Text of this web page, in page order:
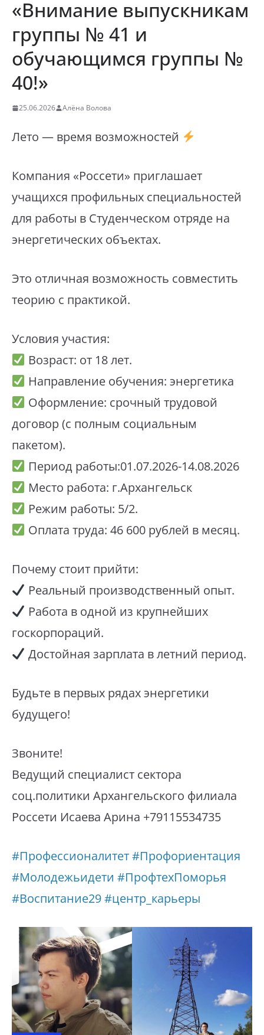
«Внимание выпускникам
группы № 41 и
обучающимся группы №
40!»
25.06.2026 Алёна Волова
Лето — время возможностей
Компания «Россети» приглашает
учащихся профильных специальностей
для работы в Студенческом отряде на
энергетических объектах.
Это отличная возможность совместить
теорию с практикой.
Условия участия:
Возраст: от 18 лет.
Направление обучения: энергетика
Оформление: срочный трудовой
договор (с полным социальным
пакетом).
Период работы:01.07.2026-14.08.2026
Место работа: г.Архангельск
Режим работы: 5/2.
Оплата труда: 46 600 рублей в месяц.
Почему стоит прийти:
Реальный производственный опыт.
Работа в одной из крупнейших
госкорпораций.
Достойная зарплата в летний период.
Будьте в первых рядах энергетики
будущего!
Звоните!
Ведущий специалист сектора
соц.политики Архангельского филиала
Россети Исаева Арина +79115534735
#Профессионалитет#Профориентация
#Молодежьидети #ПрофтехПоморья
#Воспитание29#центр_карьеры